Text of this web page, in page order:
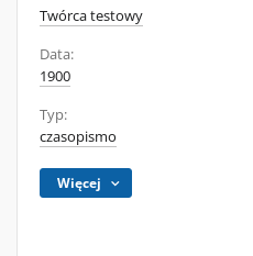
Twórca testowy
Data:
1900
Typ:
czasopismo
Więcej